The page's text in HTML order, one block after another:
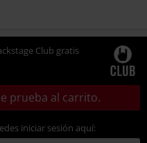
Club gratis
prueba al carrito.
iniciar sesión aquí: